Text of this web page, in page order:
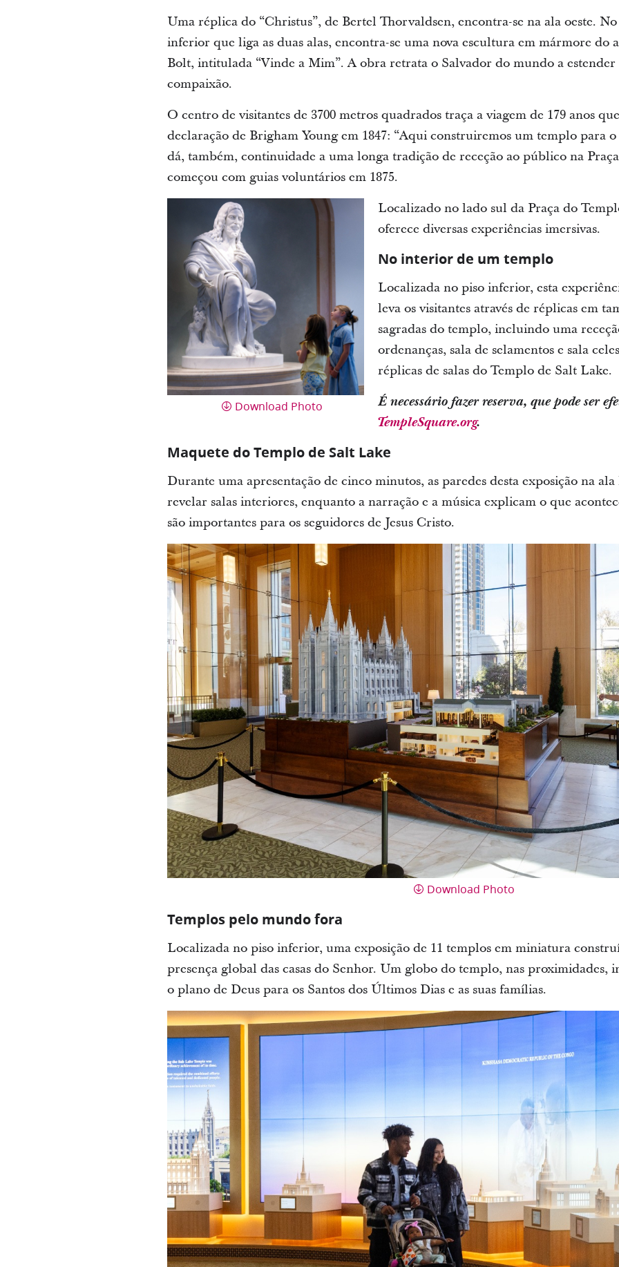
Uma réplica do “Christus”, de Bertel Thorvaldsen, encontra-se na ala oeste.
inferior que liga as duas alas, encontra-se uma nova escultura em mármore do
Bolt, intitulada “Vinde a Mim”. A obra retrata o Salvador do mundo a estender
compaixão.
O centro de visitantes de 3700 metros quadrados traça a viagem de 179 anos
declaração de Brigham Young em 1847: “Aqui construiremos um templo para o
dá, também, continuidade a uma longa tradição de receção ao público na
começou com guias voluntários em 1875.
Download Photo
Localizado no lado sul da Praça do
oferece diversas experiências imersivas.
No interior de um templo
Localizada no piso inferior, esta
leva os visitantes através de réplicas em
sagradas do templo, incluindo uma
ordenanças, sala de selamentos e sala
réplicas de salas do Templo de Salt Lake.
É necessário fazer reserva, que pode ser
TempleSquare.org.
Maquete do Templo de Salt Lake
Durante uma apresentação de cinco minutos, as paredes desta exposição na
revelar salas interiores, enquanto a narração e a música explicam o que
são importantes para os seguidores de Jesus Cristo.
Download Photo
Templos pelo mundo fora
Localizada no piso inferior, uma exposição de 11 templos em miniatura
presença global das casas do Senhor. Um globo do templo, nas proximidades,
o plano de Deus para os Santos dos Últimos Dias e as suas famílias.